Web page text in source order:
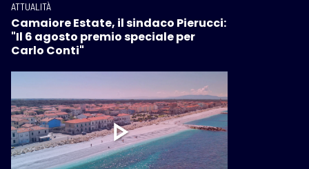
ATTUALITÀ
Camaiore Estate, il sindaco Pierucci:
"Il 6 agosto premio speciale per
Carlo Conti"